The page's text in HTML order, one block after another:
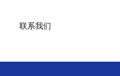
联系我们